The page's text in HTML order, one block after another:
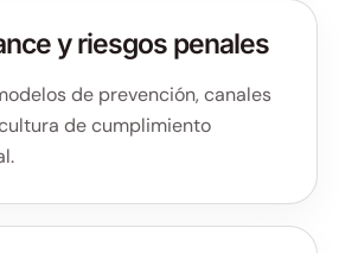
y riesgos penales
de prevención, canales
de cumplimiento